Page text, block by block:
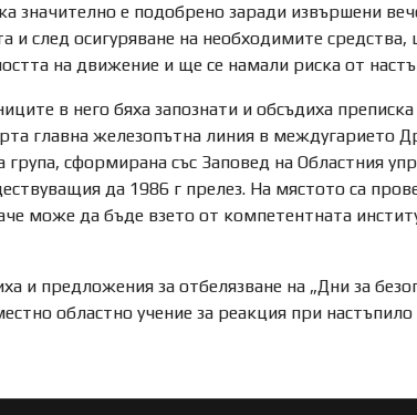
значително е подобрено заради извършени
и след осигуряване на необходимите
на движение и ще се намали риска от
в него бяха запознати и обсъдиха
главна железопътна линия в
сформирана със Заповед на Областния
да 1986 г прелез. На мястото са
може да бъде взето от компетентната
и предложения за отбелязване на „Дни за
областно учение за реакция при